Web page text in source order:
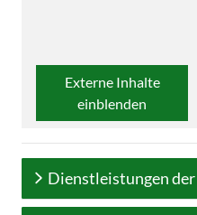
Externe Inhalte
einblenden
Dienstleistungen